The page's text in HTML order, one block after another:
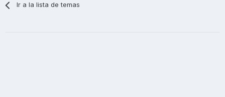
Ir a la lista de temas